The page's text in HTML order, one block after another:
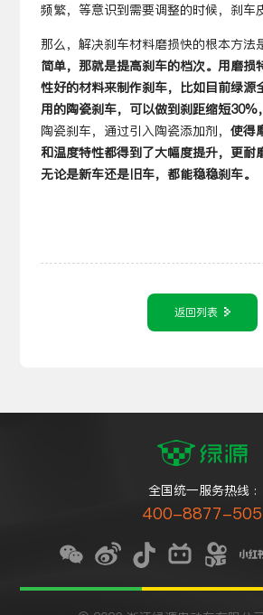
频繁，等意识到需要调整的时候，刹车
那么，解决刹车材料磨损快的根本方法
简单，那就是提高刹车的档次。用磨损
性好的材料来制作刹车，比如目前绿源
用的陶瓷刹车，可以做到刹距缩短30%
陶瓷刹车，通过引入陶瓷添加剂， 使得
和温度特性都得到了大幅度提升，更耐
无论是新车还是旧车，都能稳稳刹车。
返回列表
全国统一服务热线 :
400-8877-505